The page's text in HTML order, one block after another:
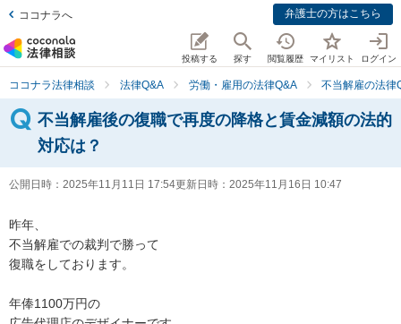
ココナラへ 弁護士の方はこちら
投稿する 探す 閲覧履歴 マイリスト ログイン
ココナラ法律相談 法律Q&A 労働・雇用の法律Q&A 不当解雇の法律
不当解雇後の復職で再度の降格と賃金減額の法的
対応は？
公開日時： 2025年11月11日 17:54更新日時： 2025年11月16日 10:47
昨年、
不当解雇での裁判で勝って
復職をしております。
年俸1100万円の